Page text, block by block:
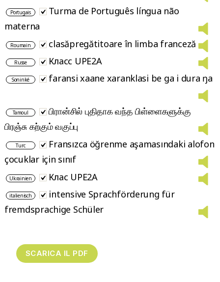
Portugais
Turma de Português língua não
materna
Roumain clasăpregătitoare în limba franceză
Russe Класс UPE2A
Soninké faransi xaane xaranklasi be ga i dura ŋa
Tamoul
பிரான்சில் புதிதாக வந்த பிள்ளைகளுக்கு
பிரஞ்சு கற்கும் வகுப்பு
Turc
Fransızca öğrenme aşamasındaki alofon
çocuklar için sınıf
Ukrainien Клас UPE2A
italienisch
intensive Sprachförderung für
fremdsprachige Schüler